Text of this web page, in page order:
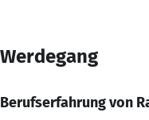
Werdegang
Berufserfahrung von